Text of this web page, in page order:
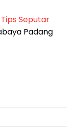
Tips Seputar
Padang